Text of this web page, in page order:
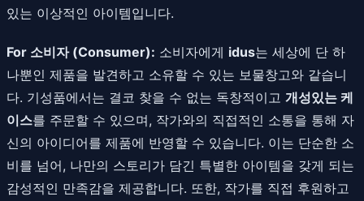
있는 이상적인 아이템입니다.
For 소비자 (Consumer): 소비자에게 idus는 세상에 단 하
나뿐인 제품을 발견하고 소유할 수 있는 보물창고와 같습니
다. 기성품에서는 결코 찾을 수 없는 독창적이고 개성있는 케
이스를 주문할 수 있으며, 작가와의 직접적인 소통을 통해 자
신의 아이디어를 제품에 반영할 수 있습니다. 이는 단순한 소
비를 넘어, 나만의 스토리가 담긴 특별한 아이템을 갖게 되는
감성적인 만족감을 제공합니다. 또한, 작가를 직접 후원하고